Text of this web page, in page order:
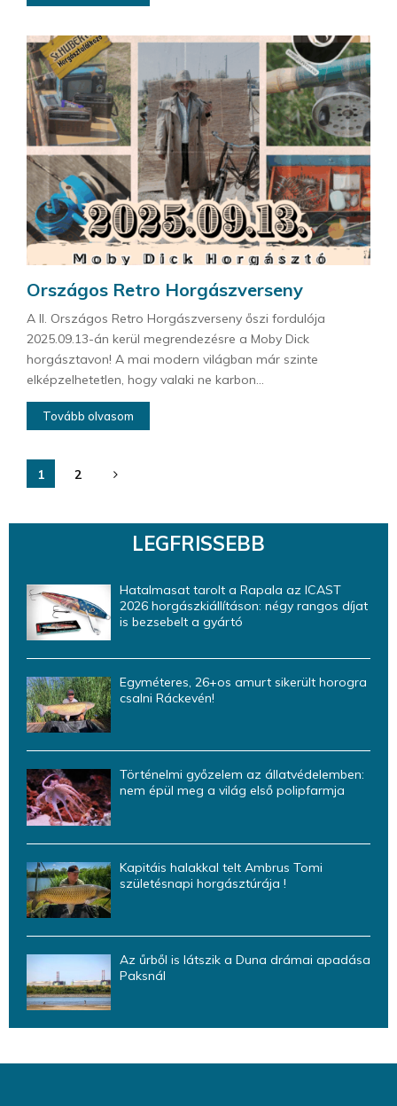
Országos Retro Horgászverseny
A II. Országos Retro Horgászverseny őszi fordulója
2025.09.13-án kerül megrendezésre a Moby Dick
horgásztavon! A mai modern világban már szinte
elképzelhetetlen, hogy valaki ne karbon...
Tovább olvasom
Bejegyzések
1 2
LEGFRISSEBB
Hatalmasat tarolt a Rapala az ICAST
2026 horgászkiállításon: négy rangos díjat
is bezsebelt a gyártó
Egyméteres, 26+os amurt sikerült horogra
csalni Ráckevén!
Történelmi győzelem az állatvédelemben:
nem épül meg a világ első polipfarmja
Kapitáis halakkal telt Ambrus Tomi
születésnapi horgásztúrája !
Az űrből is látszik a Duna drámai apadása
Paksnál